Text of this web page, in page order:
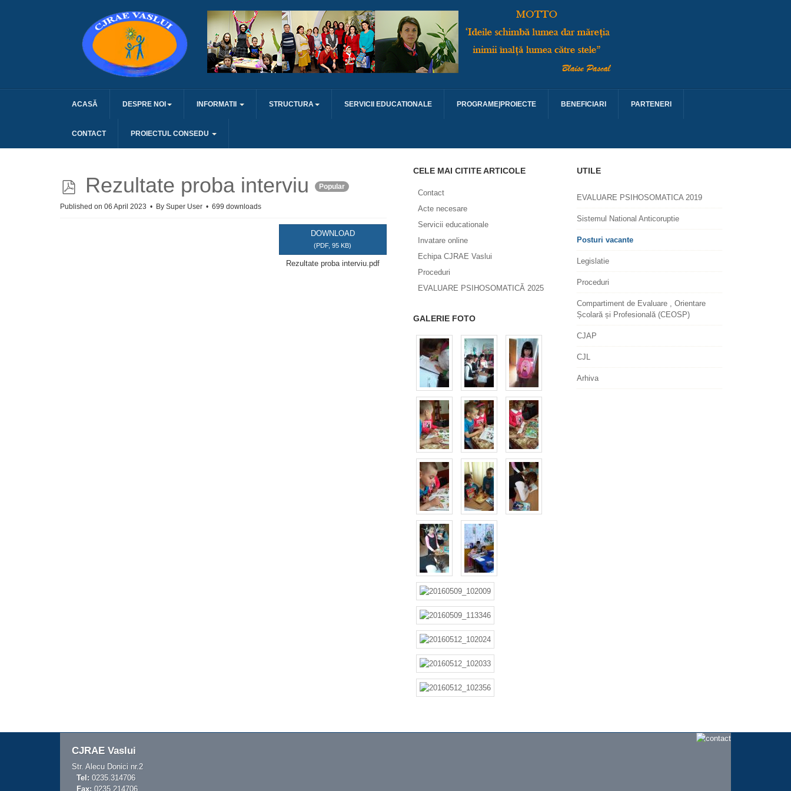
ACASĂ DESPRE NOI INFORMATII STRUCTURA SERVICII EDUCATIONALE PROGRAME|PROIECTE BENEFICIARI PARTENERI
CONTACT PROIECTUL CONSEDU
p
d
Rezultate proba interviu Popular
Published on 06 April 2023 By Super User 699 downloads
DOWNLOAD
(PDF,95 KB)
Rezultate proba interviu.pdf
CELE MAI CITITE ARTICOLE
Contact
Acte necesare
Servicii educationale
Invatare online
Echipa CJRAE Vaslui
Proceduri
EVALUARE PSIHOSOMATICĂ 2025
GALERIE FOTO
UTILE
EVALUARE PSIHOSOMATICA 2019
Sistemul National Anticoruptie
Posturi vacante
Legislatie
Proceduri
Compartiment de Evaluare , Orientare
Școlară și Profesională (CEOSP)
CJAP
CJL
Arhiva
CJRAE Vaslui
Str. Alecu Donici nr.2
Tel: 0235.314706
Fax: 0235.214706